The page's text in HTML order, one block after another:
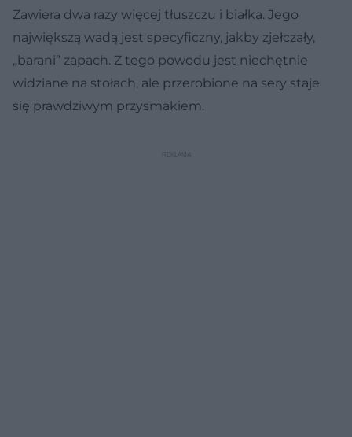
Zawiera dwa razy więcej tłuszczu i białka. Jego
największą wadą jest specyficzny, jakby zjełczały,
„barani” zapach. Z tego powodu jest niechętnie
widziane na stołach, ale przerobione na sery staje
się prawdziwym przysmakiem.